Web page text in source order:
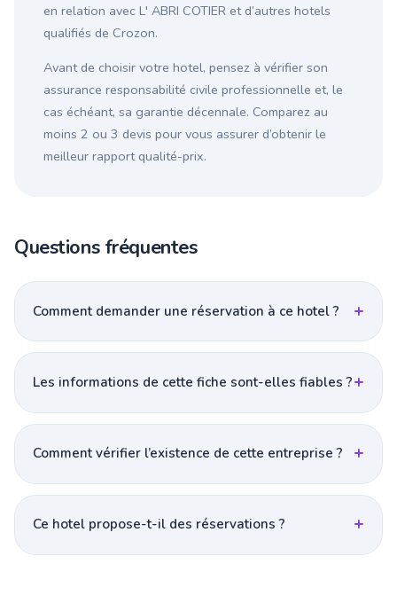
en relation avec L' ABRI COTIER et d’autres hotels
qualifiés de Crozon.
Avant de choisir votre hotel, pensez à vérifier son
assurance responsabilité civile professionnelle et, le
cas échéant, sa garantie décennale. Comparez au
moins 2 ou 3 devis pour vous assurer d’obtenir le
meilleur rapport qualité-prix.
Questions fréquentes
Comment demander une réservation à ce hotel ?
Les informations de cette fiche sont-elles fiables ?
Comment vérifier l’existence de cette entreprise ?
Ce hotel propose-t-il des réservations ?